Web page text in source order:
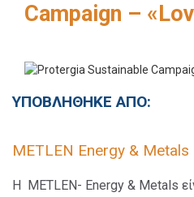
Campaign –
ΥΠΟΒΛΗΘΗΚΕ ΑΠΟ:
METLEN Energy & Metals
Η METLEN- Energy & Metals